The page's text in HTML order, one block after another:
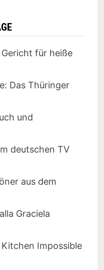
für heiße
Das Thüringer
und
deutschen TV
aus dem
Graciela
Impossible